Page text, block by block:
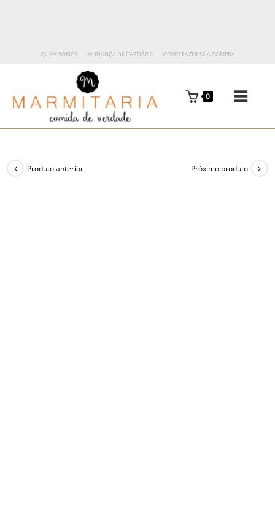
QUEM SOMOS MUDANÇA DE CARDÁPIO COMO FAZER SUA COMPRA
0
Produto anterior Próximo produto